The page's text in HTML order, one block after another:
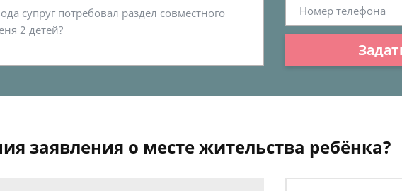
заявления о месте жительства ребёнка?